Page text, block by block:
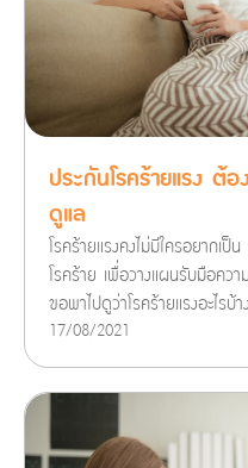
ประกันโรคร้ายแรง ต้
ดูแล
โรคร้ายแรงคงไม่มีใครอยากเ
โรคร้าย เพื่อวางแผนรับมือคว
ขอพาไปดูว่าโรคร้ายแรงอะไรบ้
17/08/2021